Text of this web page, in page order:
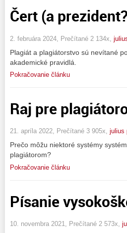
Čert (a
2. februára 2024, Prečítané 2 134x,
Plagiát a plagiátorstvo sú nevítané
akademické pravidlá.
Pokračovanie článku
Raj pre
21. apríla 2022, Prečítané 3 905x, julius
Prečo môžu niektoré systémy
plagiátorom?
Pokračovanie článku
Písanie
10. novembra 2021, Prečítané 2 573x,